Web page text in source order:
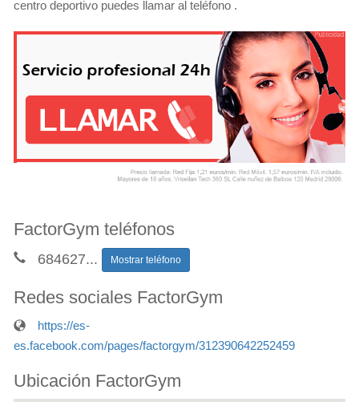
centro deportivo puedes llamar al teléfono .
FactorGym teléfonos
684627... Mostrar teléfono
Redes sociales FactorGym
https://es-
es.facebook.com/pages/factorgym/312390642252459
Ubicación FactorGym